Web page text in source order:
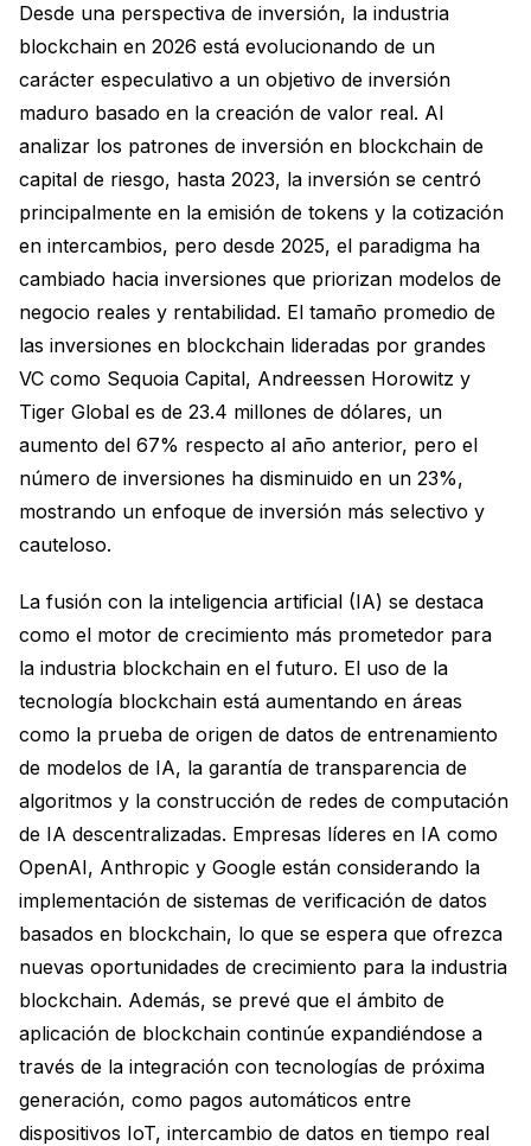
Desde una perspectiva de inversión, la industria
blockchain en 2026 está evolucionando de un
carácter especulativo a un objetivo de inversión
maduro basado en la creación de valor real. Al
analizar los patrones de inversión en blockchain de
capital de riesgo, hasta 2023, la inversión se centró
principalmente en la emisión de tokens y la cotización
en intercambios, pero desde 2025, el paradigma ha
cambiado hacia inversiones que priorizan modelos de
negocio reales y rentabilidad. El tamaño promedio de
las inversiones en blockchain lideradas por grandes
VC como Sequoia Capital, Andreessen Horowitz y
Tiger Global es de 23.4 millones de dólares, un
aumento del 67% respecto al año anterior, pero el
número de inversiones ha disminuido en un 23%,
mostrando un enfoque de inversión más selectivo y
cauteloso.
La fusión con la inteligencia artificial (IA) se destaca
como el motor de crecimiento más prometedor para
la industria blockchain en el futuro. El uso de la
tecnología blockchain está aumentando en áreas
como la prueba de origen de datos de entrenamiento
de modelos de IA, la garantía de transparencia de
algoritmos y la construcción de redes de computación
de IA descentralizadas. Empresas líderes en IA como
OpenAI, Anthropic y Google están considerando la
implementación de sistemas de verificación de datos
basados en blockchain, lo que se espera que ofrezca
nuevas oportunidades de crecimiento para la industria
blockchain. Además, se prevé que el ámbito de
aplicación de blockchain continúe expandiéndose a
través de la integración con tecnologías de próxima
generación, como pagos automáticos entre
dispositivos IoT, intercambio de datos en tiempo real